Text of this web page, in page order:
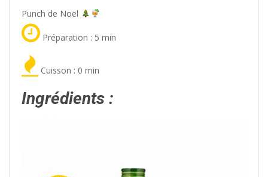
Punch de Noël
Préparation : 5 min
Cuisson : 0 min
Ingrédients :